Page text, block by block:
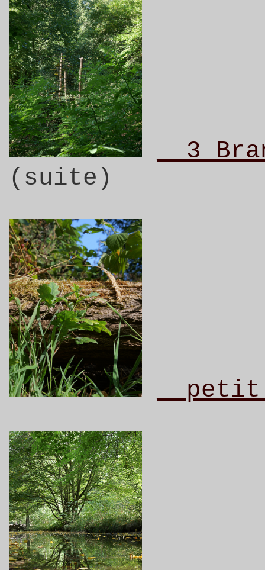
__3
(suite)